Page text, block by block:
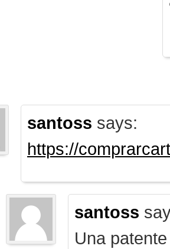
santoss says:
https://
santoss
Una